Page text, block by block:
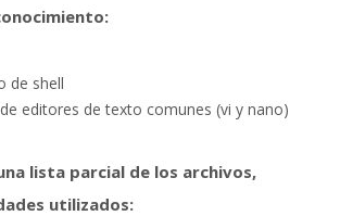
de shell
editores de texto comunes (vi y nano)
lista parcial de los archivos,
utilizados: